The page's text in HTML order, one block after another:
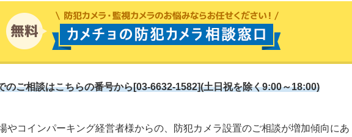
のご相談はこちらの番号から[03-6632-1582](土日祝を除く9:00～18:00)
やコインパーキング経営者様からの、防犯カメラ設置のご相談が増加傾向にあ